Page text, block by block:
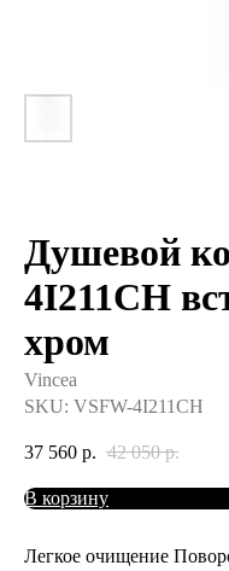
Душевой
4I211CH
хром
Vincea
SKU: VSFW-4I211CH
37 560 р. 42 050 р.
В корзину
Легкое очищение